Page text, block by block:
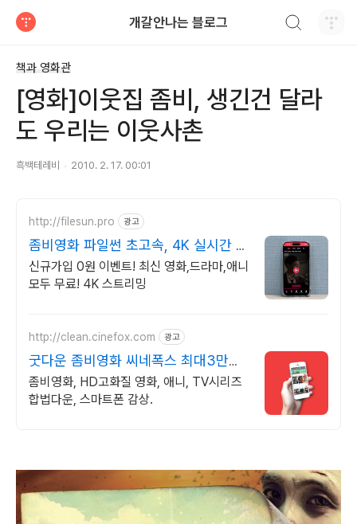
개갈안나는 블로그
책과 영화관
[영화]이웃집 좀비, 생긴건 달라
도 우리는 이웃사촌
흑백테레비 2010. 2. 17. 00:01
http://filesun.pro 광고
좀비영화 파일썬 초고속, 4K 실시간 보
기!
신규가입 0원 이벤트! 최신 영화,드라마,애니
모두 무료! 4K 스트리밍
http://clean.cinefox.com 광고
굿다운 좀비영화 씨네폭스 최대3만원
+10%추가적립
좀비영화, HD고화질 영화, 애니, TV시리즈
합법다운, 스마트폰 감상.